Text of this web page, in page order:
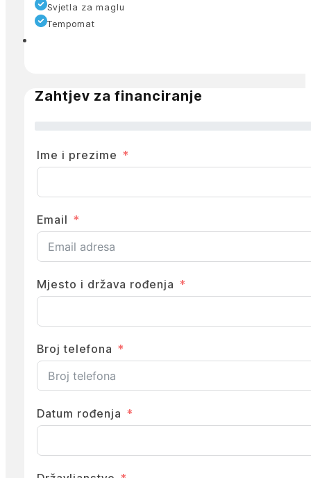
Svjetla za maglu
Tempomat
Zahtjev za financiranje
Ime i prezime
Email
Mjesto i država rođenja
Broj telefona
Datum rođenja